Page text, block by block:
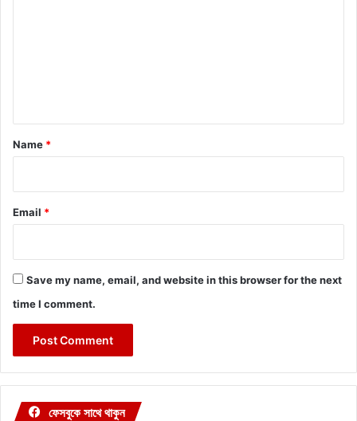
*
Name *
Email *
Save my name, email, and website in this browser for the next
time I comment.
ফেসবুকে সাথে থাকুন